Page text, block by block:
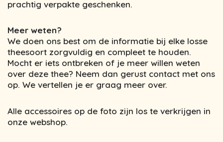
prachtig verpakte geschenken.
Meer weten?
We doen ons best om de informatie bij elke losse
theesoort zorgvuldig en compleet te houden.
Mocht er iets ontbreken of je meer willen weten
over deze thee? Neem dan gerust contact met ons
op. We vertellen je er graag meer over.
Alle accessoires op de foto zijn los te verkrijgen in
onze webshop.